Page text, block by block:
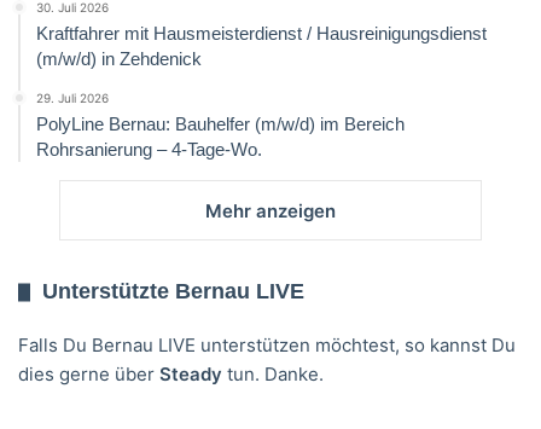
30. Juli 2026
Kraftfahrer mit Hausmeisterdienst / Hausreinigungsdienst
(m/w/d) in Zehdenick
29. Juli 2026
PolyLine Bernau: Bauhelfer (m/w/d) im Bereich
Rohrsanierung – 4-Tage-Wo.
Mehr anzeigen
Unterstützte Bernau LIVE
Falls Du Bernau LIVE unterstützen möchtest, so kannst Du
dies gerne über Steady tun. Danke.